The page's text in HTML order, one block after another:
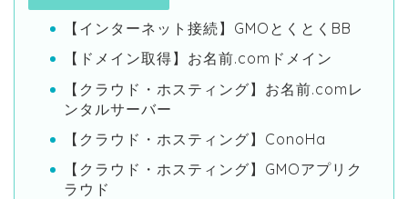
【インターネット接続】GMOとくとくBB
【ドメイン取得】お名前.comドメイン
【クラウド・ホスティング】お名前.comレ
ンタルサーバー
【クラウド・ホスティング】ConoHa
【クラウド・ホスティング】GMOアプリク
ラウド